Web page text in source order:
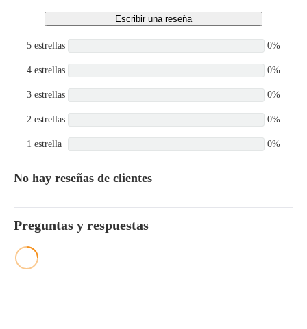
Escribir una reseña
5 estrellas 0%
4 estrellas 0%
3 estrellas 0%
2 estrellas 0%
1 estrella 0%
No hay reseñas de clientes
Preguntas y respuestas